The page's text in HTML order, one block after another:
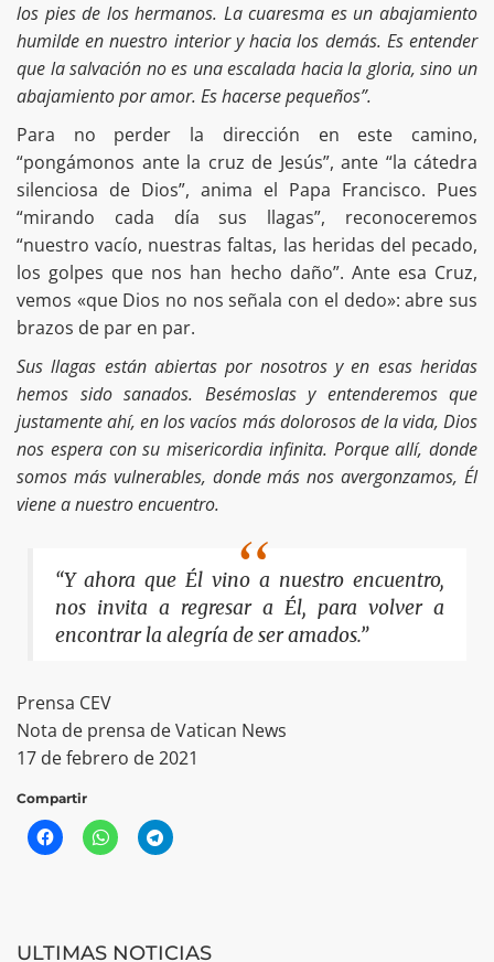
los pies de los hermanos. La cuaresma es un abajamiento
humilde en nuestro interior y hacia los demás. Es entender
que la salvación no es una escalada hacia la gloria, sino un
abajamiento por amor. Es hacerse pequeños”.
Para no perder la dirección en este camino,
“pongámonos ante la cruz de Jesús”, ante “la cátedra
silenciosa de Dios”, anima el Papa Francisco. Pues
“mirando cada día sus llagas”, reconoceremos
“nuestro vacío, nuestras faltas, las heridas del pecado,
los golpes que nos han hecho daño”. Ante esa Cruz,
vemos «que Dios no nos señala con el dedo»: abre sus
brazos de par en par.
Sus llagas están abiertas por nosotros y en esas heridas
hemos sido sanados. Besémoslas y entenderemos que
justamente ahí, en los vacíos más dolorosos de la vida, Dios
nos espera con su misericordia infinita. Porque allí, donde
somos más vulnerables, donde más nos avergonzamos, Él
viene a nuestro encuentro.
“Y ahora que Él vino a nuestro encuentro,
nos invita a regresar a Él, para volver a
encontrar la alegría de ser amados.”
Prensa CEV
Nota de prensa de Vatican News
17 de febrero de 2021
Compartir
ULTIMAS NOTICIAS